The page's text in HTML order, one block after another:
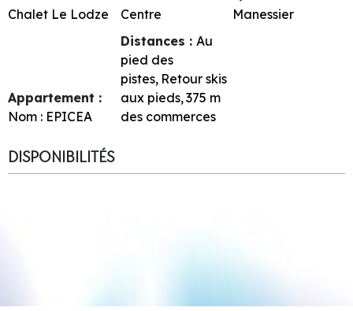
Chalet Le Lodze
Centre
Manessier
Appartement :
Nom : EPICEA
Distances : Au
pied des
pistes Retour skis
aux pieds 375 m
des commerces
DISPONIBILITÉS